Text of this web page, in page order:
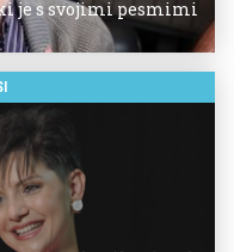
je s svojimi pesmimi